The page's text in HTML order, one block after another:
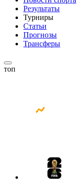
Результаты
Турниры
Статьи
Прогнозы
Трансферы
топ